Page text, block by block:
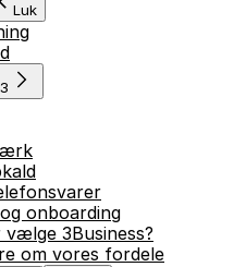
Luk
onboarding
3Business?
om vores fordele